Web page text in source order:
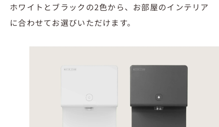
ホワイトとブラックの2色から、 お部屋のインテリア
に合わせてお選びいただけます。